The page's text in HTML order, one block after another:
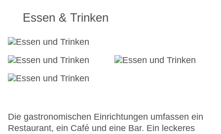
Essen & Trinken
Die gastronomischen Einrichtungen umfassen ein
Restaurant, ein Café und eine Bar. Ein leckeres